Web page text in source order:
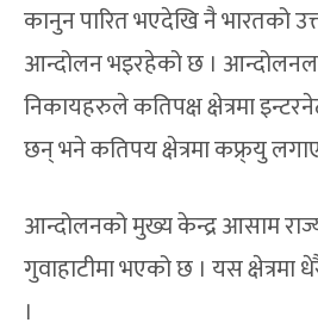
कानुन पारित भएदेखि नै भारतको
आन्दोलन भइरहेको छ ।
निकायहरुले कतिपक्ष क्षेत्रमा
छन् भने कतिपय क्षेत्रमा कफ्र्यु
आन्दोलनको मुख्य केन्द्र आसाम
गुवाहाटीमा भएको छ । यस
।